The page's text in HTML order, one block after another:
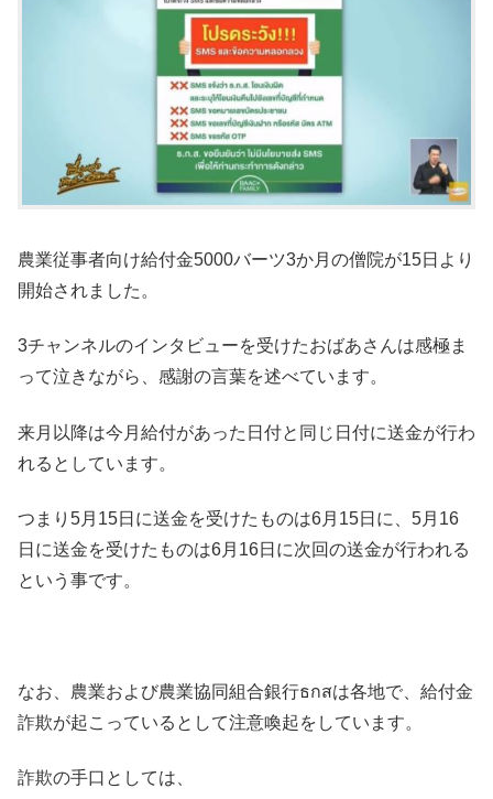
農業従事者向け給付金5000バーツ3か月の僧院が15日より
開始されました。
3チャンネルのインタビューを受けたおばあさんは感極ま
って泣きながら、感謝の言葉を述べています。
来月以降は今月給付があった日付と同じ日付に送金が行わ
れるとしています。
つまり5月15日に送金を受けたものは6月15日に、5月16
日に送金を受けたものは6月16日に次回の送金が行われる
という事です。
なお、農業および農業協同組合銀行ธกสは各地で、給付金
詐欺が起こっているとして注意喚起をしています。
詐欺の手口としては、